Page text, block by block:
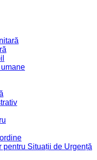
pentru Situații de Urgență